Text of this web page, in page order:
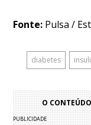
Fonte: Pulsa /
diabetes
O
PUBLICIDADE